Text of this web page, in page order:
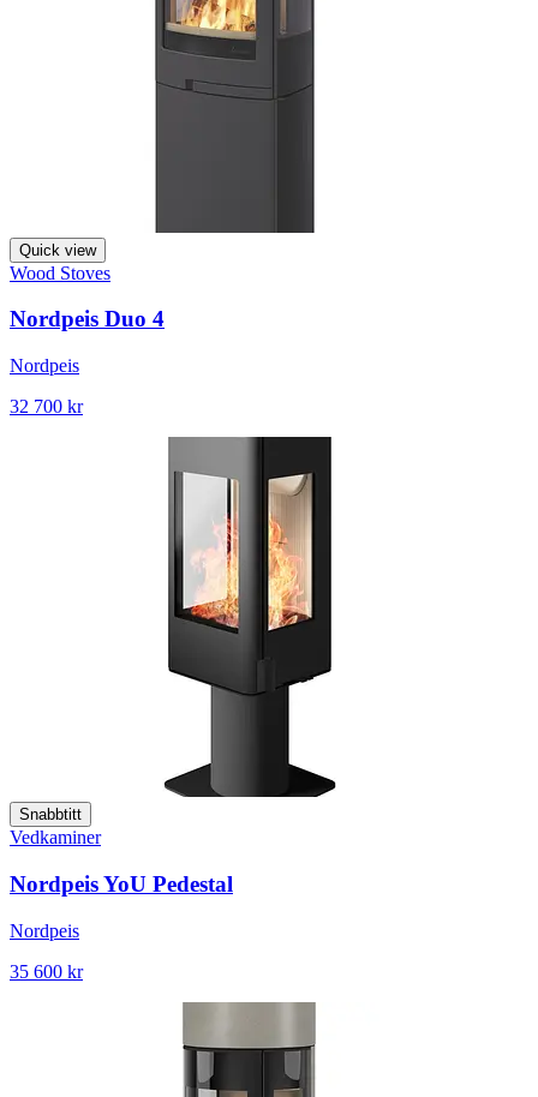
Quick view
Wood Stoves
Nordpeis Duo 4
Nordpeis
32 700 kr
Snabbtitt
Vedkaminer
Nordpeis YoU Pedestal
Nordpeis
35 600 kr